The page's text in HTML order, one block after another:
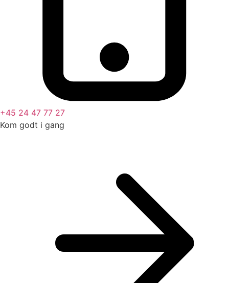
+45 24 47 77 27
Kom godt i gang